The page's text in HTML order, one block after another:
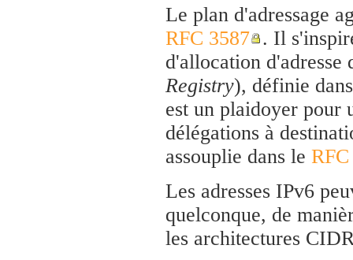
Le plan d'adressage
RFC 3587 . Il
d'allocation
Registry), définie
est un plaidoyer pour
délégations à
assouplie dans le
Les adresses IPv6
quelconque, de
les architectures